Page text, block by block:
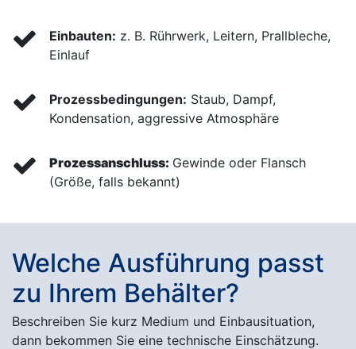
Einbauten: z. B. Rührwerk, Leitern, Prallbleche,
Einlauf
Prozessbedingungen: Staub, Dampf,
Kondensation, aggressive Atmosphäre
Prozessanschluss: Gewinde oder Flansch
(Größe, falls bekannt)
Welche Ausführung passt
zu Ihrem Behälter?
Beschreiben Sie kurz Medium und Einbausituation,
dann bekommen Sie eine technische Einschätzung.